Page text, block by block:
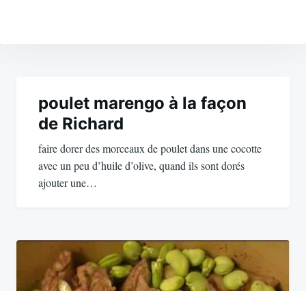
l’article
poulet marengo à la façon
de Richard
faire dorer des morceaux de poulet dans une cocotte
avec un peu d’huile d’olive, quand ils sont dorés
ajouter une…